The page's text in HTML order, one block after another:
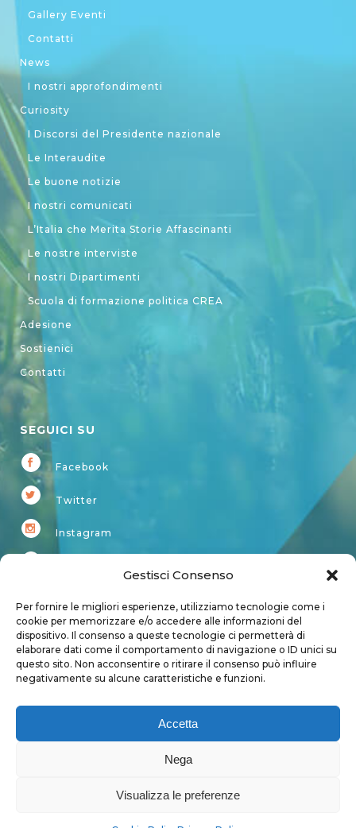
Gestisci Consenso
Per fornire le migliori esperienze, utilizziamo tecnologie come i
cookie per memorizzare e/o accedere alle informazioni del
dispositivo. Il consenso a queste tecnologie ci permetterà di
elaborare dati come il comportamento di navigazione o ID unici su
questo sito. Non acconsentire o ritirare il consenso può influire
negativamente su alcune caratteristiche e funzioni.
Accetta
Nega
Visualizza le preferenze
Gallery Eventi
Contatti
News
I nostri approfondimenti
Curiosity
I Discorsi del Presidente nazionale
Le Interaudite
Le buone notizie
I nostri comunicati
L’Italia che Merita Storie Affascinanti
Le nostre interviste
I nostri Dipartimenti
Scuola di formazione politica CREA
Adesione
Sostienici
Contatti
SEGUICI SU
Facebook
Twitter
Instagram
Account
Login
User page